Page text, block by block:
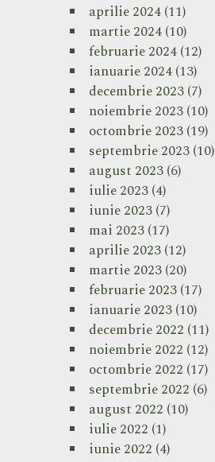
aprilie 2024(11)
martie 2024(10)
februarie 2024(12)
ianuarie 2024(13)
decembrie 2023(7)
noiembrie 2023(10)
octombrie 2023(19)
septembrie 2023(10)
august 2023(6)
iulie 2023(4)
iunie 2023(7)
mai 2023(17)
aprilie 2023(12)
martie 2023(20)
februarie 2023(17)
ianuarie 2023(10)
decembrie 2022 (11)
noiembrie 2022 (12)
octombrie 2022 (17)
septembrie 2022 (6)
august 2022 (10)
iulie 2022 (1)
iunie 2022 (4)